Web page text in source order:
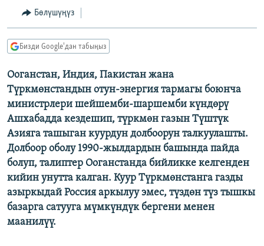
БИЗ ЖАНА ДҮЙНӨ
ЭЖЕ-СИҢДИЛЕР
АЗАТТЫК+
ЫҢГАЙСЫЗ СУРООЛОР
ОНЛАЙН ШЕРИНЕ
ЭЕ/АРнун бардык сайттары
Бөлүшүңүз
Бизди Google'дан табыңыз
Ооганстан, Индия, Пакистан жана
Түркмөнстандын отун-энергия тармагы боюнча
министрлери шейшемби-шаршемби күндөрү
Ашхабадда кездешип, түркмөн газын Түштүк
Азияга ташыган куурдун долбоорун талкуулашты.
Долбоор оболу 1990-жылдардын башында пайда
болуп, талиптер Ооганстанда бийликке келгенден
кийин унутта калган. Куур Түркмөнстанга газды
азыркыдай Россия аркылуу эмес, түздөн түз тышкы
базарга сатууга мүмкүндүк бергени менен
маанилүү.